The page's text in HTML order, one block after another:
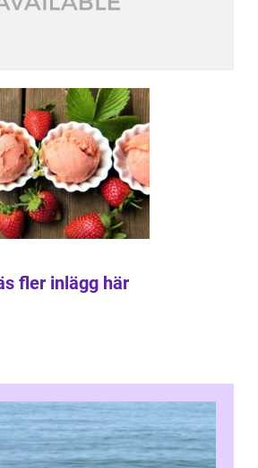
fler inlägg här